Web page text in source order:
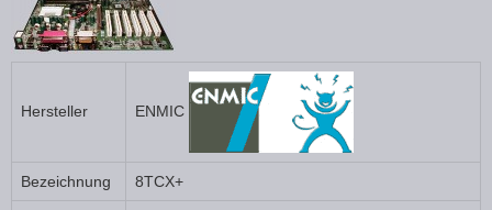
Hersteller ENMIC
Bezeichnung 8TCX+